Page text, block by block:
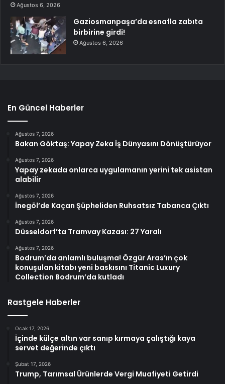
Ağustos 6, 2026
Gaziosmanpaşa’da esnafla zabıta
birbirine girdi!
Ağustos 6, 2026
En Güncel Haberler
Ağustos 7, 2026
Bakan Göktaş: Yapay Zeka İş Dünyasını Dönüştürüyor
Ağustos 7, 2026
Yapay zekada onlarca uygulamanın yerini tek asistan
alabilir
Ağustos 7, 2026
İnegöl’de Kaçan Şüpheliden Ruhsatsız Tabanca Çıktı
Ağustos 7, 2026
Düsseldorf’ta Tramvay Kazası: 27 Yaralı
Ağustos 7, 2026
Bodrum’da anlamlı buluşma! Özgür Aras’ın çok
konuşulan kitabı yeni baskısını Titanic Luxury
Collection Bodrum’da kutladı
Rastgele Haberler
Ocak 17, 2026
İçinde külçe altın var sanıp kırmaya çalıştığı kaya
servet değerinde çıktı
Şubat 17, 2026
Trump, Tarımsal Ürünlerde Vergi Muafiyeti Getirdi